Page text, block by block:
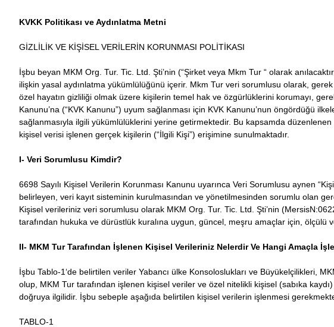
KVKK Politikası ve Aydınlatma Metni
GİZLİLİK VE KİŞİSEL VERİLERİN KORUNMASI POLİTİKASI
İşbu beyan MKM Org. Tur. Tic. Ltd. Şti’nin (“Şirket veya Mkm Tur “ olarak
ilişkin yasal aydınlatma yükümlülüğünü içerir. Mkm Tur veri sorumlusu olarak,
özel hayatın gizliliği olmak üzere kişilerin temel hak ve özgürlüklerini korumayı,
Kanunu’na (“KVK Kanunu”) uyum sağlanması için KVK Kanunu’nun öngördüğü
sağlanmasıyla ilgili yükümlülüklerini yerine getirmektedir. Bu kapsamda düzenlenen
kişisel verisi işlenen gerçek kişilerin (“İlgili Kişi”) erişimine sunulmaktadır.
I- Veri Sorumlusu Kimdir?
6698 Sayılı Kişisel Verilerin Korunması Kanunu uyarınca Veri Sorumlusu aynen
belirleyen, veri kayıt sisteminin kurulmasından ve yönetilmesinden sorumlu olan
Kişisel verileriniz veri sorumlusu olarak MKM Org. Tur. Tic. Ltd. Şti’nin
tarafından hukuka ve dürüstlük kuralına uygun, güncel, meşru amaçlar için, ölçülü
II- MKM Tur Tarafından İşlenen Kişisel Verileriniz Nelerdir Ve Hangi Amaçla
İşbu Tablo-1‘de belirtilen veriler Yabancı ülke Konsoloslukları ve Büyükelçilikleri,
olup, MKM Tur tarafından işlenen kişisel veriler ve özel nitelikli kişisel (sabıka
doğruya ilgilidir. İşbu sebeple aşağıda belirtilen kişisel verilerin işlenmesi
TABLO-1